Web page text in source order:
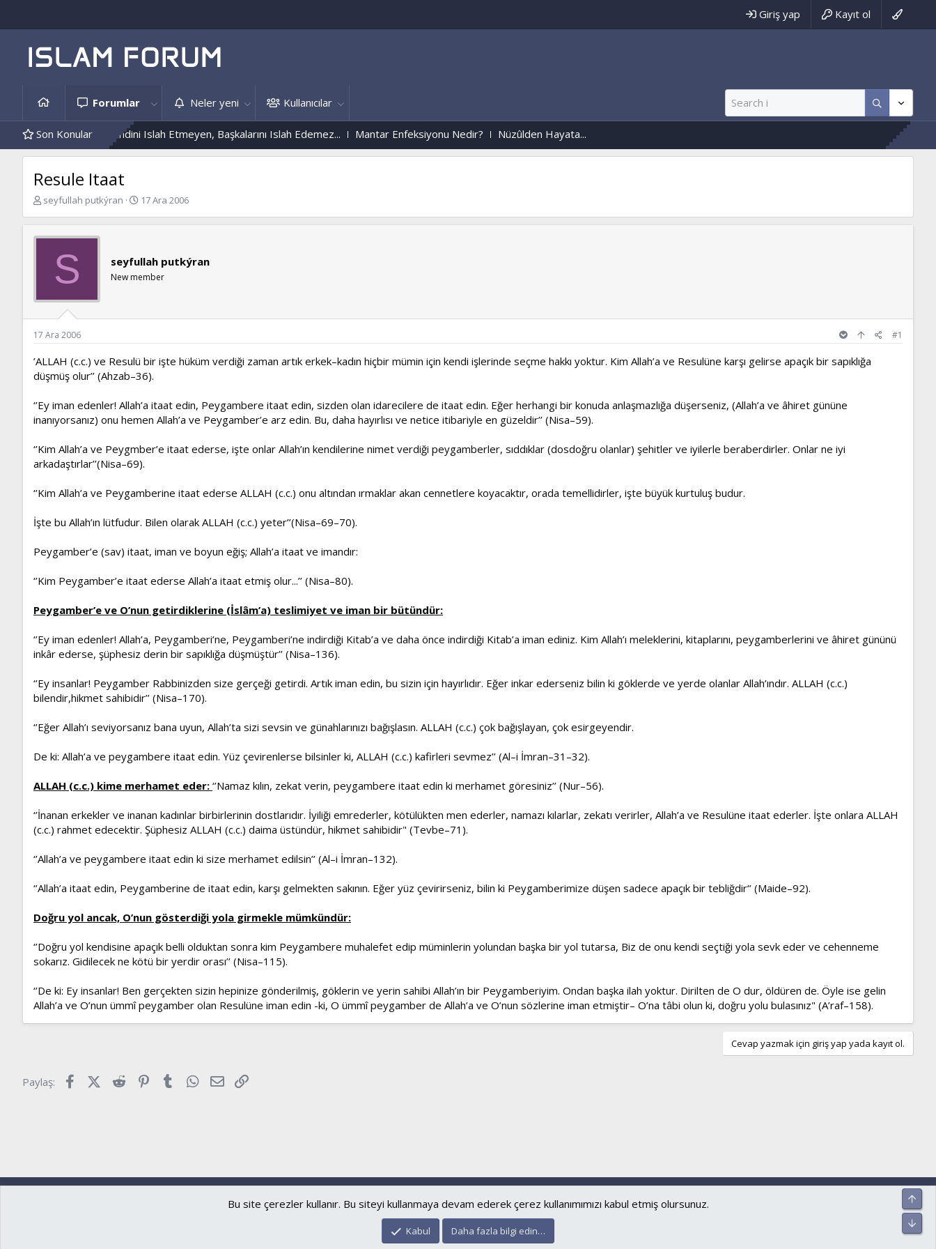
Giriş yap Kayıt ol
Forumlar Neler yeni Kullanıcılar
Son Konular
Örnekleri Kendini Islah Etmeyen, Başkalarını Islah Edemez... Mantar Enfeksiyonu Nedir? Nüzûlden Hayata...
Resule Itaat
K
b
a
a
a
n
seyfullah putkýran
B
n
g
h
i
17 Ara 2006
S seyfullah putkýran
New member
17 Ara 2006 #1
’ALLAH (c.c.) ve Resulü bir işte hüküm verdiği zaman artık erkek–kadın hiçbir mümin için kendi işlerinde seçme hakkı yoktur. Kim Allah’a ve Resulüne karşı gelirse apaçık bir sapıklığa
düşmüş olur’’ (Ahzab–36).
‘’Ey iman edenler! Allah’a itaat edin, Peygambere itaat edin, sizden olan idarecilere de itaat edin. Eğer herhangi bir konuda anlaşmazlığa düşerseniz, (Allah’a ve âhiret gününe
inanıyorsanız) onu hemen Allah’a ve Peygamber’e arz edin. Bu, daha hayırlısı ve netice itibariyle en güzeldir’’ (Nisa–59).
‘’Kim Allah’a ve Peygmber’e itaat ederse, işte onlar Allah’ın kendilerine nimet verdiği peygamberler, sıddıklar (dosdoğru olanlar) şehitler ve iyilerle beraberdirler. Onlar ne iyi
arkadaştırlar’’(Nisa–69).
‘’Kim Allah’a ve Peygamberine itaat ederse ALLAH (c.c.) onu altından ırmaklar akan cennetlere koyacaktır, orada temellidirler, işte büyük kurtuluş budur.
İşte bu Allah’ın lütfudur. Bilen olarak ALLAH (c.c.) yeter’’(Nisa–69–70).
Peygamber’e (sav) itaat, iman ve boyun eğiş; Allah’a itaat ve imandır:
‘’Kim Peygamber’e itaat ederse Allah’a itaat etmiş olur...’’ (Nisa–80).
Peygamber’e ve O’nun getirdiklerine (İslâm’a) teslimiyet ve iman bir bütündür:
‘’Ey iman edenler! Allah’a, Peygamberi’ne, Peygamberi’ne indirdiği Kitab’a ve daha önce indirdiği Kitab’a iman ediniz. Kim Allah’ı meleklerini, kitaplarını, peygamberlerini ve âhiret gününü
inkâr ederse, şüphesiz derin bir sapıklığa düşmüştür’’ (Nisa–136).
‘’Ey insanlar! Peygamber Rabbinizden size gerçeği getirdi. Artık iman edin, bu sizin için hayırlıdır. Eğer inkar ederseniz bilin ki göklerde ve yerde olanlar Allah’ındır. ALLAH (c.c.)
bilendir,hikmet sahibidir’’ (Nisa–170).
‘’Eğer Allah’ı seviyorsanız bana uyun, Allah’ta sizi sevsin ve günahlarınızı bağışlasın. ALLAH (c.c.) çok bağışlayan, çok esirgeyendir.
De ki: Allah’a ve peygambere itaat edin. Yüz çevirenlerse bilsinler ki, ALLAH (c.c.) kafirleri sevmez’’ (Al–i İmran–31–32).
ALLAH (c.c.) kime merhamet eder: ‘’Namaz kılın, zekat verin, peygambere itaat edin ki merhamet göresiniz’’ (Nur–56).
‘’İnanan erkekler ve inanan kadınlar birbirlerinin dostlarıdır. İyiliği emrederler, kötülükten men ederler, namazı kılarlar, zekatı verirler, Allah’a ve Resulüne itaat ederler. İşte onlara ALLAH
(c.c.) rahmet edecektir. Şüphesiz ALLAH (c.c.) daima üstündür, hikmet sahibidir" (Tevbe–71).
‘’Allah’a ve peygambere itaat edin ki size merhamet edilsin’’ (Al–i İmran–132).
‘’Allah’a itaat edin, Peygamberine de itaat edin, karşı gelmekten sakının. Eğer yüz çevirirseniz, bilin ki Peygamberimize düşen sadece apaçık bir tebliğdir‘’ (Maide–92).
Doğru yol ancak, O’nun gösterdiği yola girmekle mümkündür:
‘’Doğru yol kendisine apaçık belli olduktan sonra kim Peygambere muhalefet edip müminlerin yolundan başka bir yol tutarsa, Biz de onu kendi seçtiği yola sevk eder ve cehenneme
sokarız. Gidilecek ne kötü bir yerdir orası’’ (Nisa–115).
‘’De ki: Ey insanlar! Ben gerçekten sizin hepinize gönderilmiş, göklerin ve yerin sahibi Allah’ın bir Peygamberiyim. Ondan başka ilah yoktur. Dirilten de O dur, öldüren de. Öyle ise gelin
Allah’a ve O’nun ümmî peygamber olan Resulüne iman edin -ki, O ümmî peygamber de Allah’a ve O’nun sözlerine iman etmiştir– O’na tâbi olun ki, doğru yolu bulasınız" (A’raf–158).
Cevap yazmak için giriş yap yada kayıt ol.
Paylaş: FacebookX (Twitter)
Reddit PinterestTumblrWhatsApp
E-posta
R
S
Community platform by XenForo
© 2010-2024 XenForo Ltd.
islamforum.com.tr © 2001 - 2024
Üst
Alt